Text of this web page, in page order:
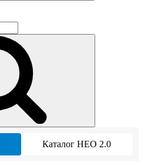
Каталог НЕО 2.0